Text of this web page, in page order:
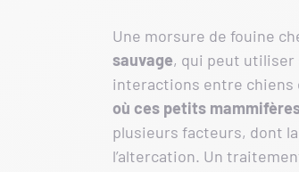
Une morsure de fouine
sauvage, qui peut utiliser
interactions entre
où ces petits
plusieurs facteurs, dont
l’altercation. Un